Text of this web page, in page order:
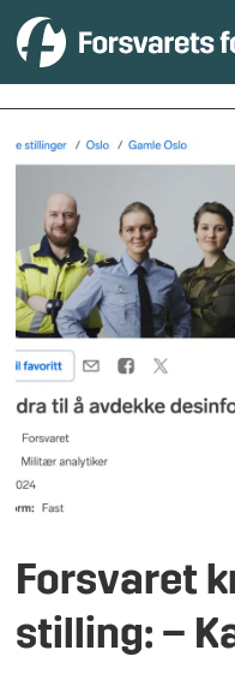
Tag:
Forsvaret
stilling: –